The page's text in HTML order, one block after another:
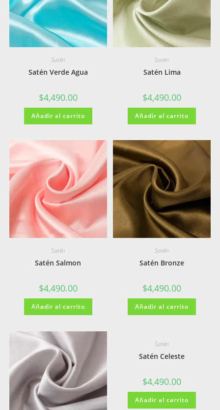
Satén
Satén Verde Agua
$4,490.00
Añadir al carrito
Satén
Satén Lima
$4,490.00
Añadir al carrito
Satén
Satén Salmon
$4,490.00
Añadir al carrito
Satén
Satén Bronze
$4,490.00
Añadir al carrito
Satén
Satén Celeste
$4,490.00
Añadir al carrito